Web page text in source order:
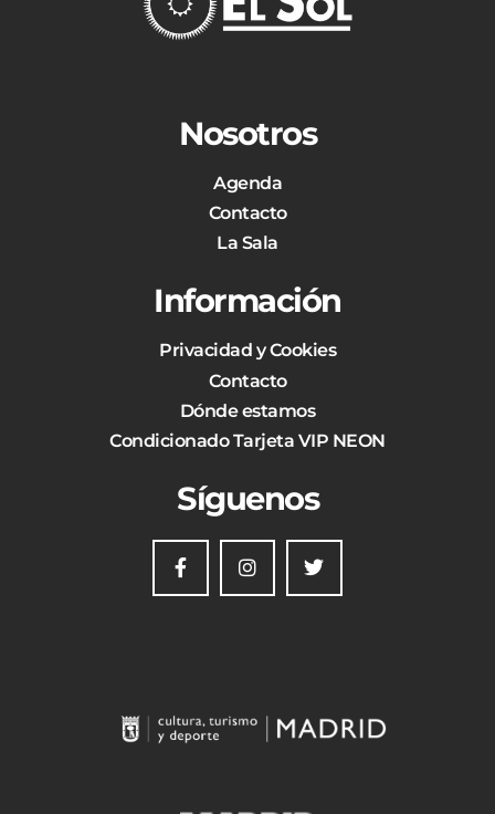
Nosotros
Agenda
Contacto
La Sala
Información
Privacidad y Cookies
Contacto
Dónde estamos
Condicionado Tarjeta VIP NEON
Síguenos